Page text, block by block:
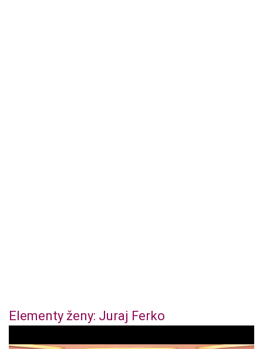
Elementy ženy: Juraj Ferko